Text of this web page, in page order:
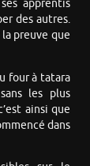
apprentis
des autres.
preuve que
four à tatara
les plus
ainsi que
dans